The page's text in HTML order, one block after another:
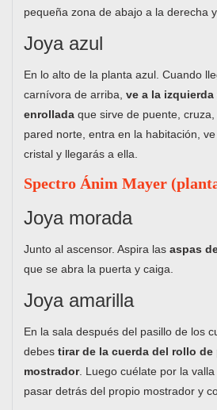
pequeña zona de abajo a la derecha
Joya azul
En lo alto de la planta azul. Cuando
carnívora de arriba, ve a la
enrollada que sirve de puente,
pared norte, entra en la habitación,
cristal y llegarás a ella.
Spectro Ánim Mayer
Joya morada
Junto al ascensor. Aspira las aspas
que se abra la puerta y caiga.
Joya amarilla
En la sala después del pasillo de los
debes tirar de la cuerda del rollo de
mostrador. Luego cuélate por la
pasar detrás del propio mostrador y